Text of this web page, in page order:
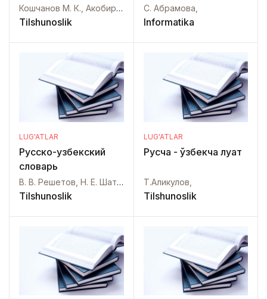
Кошчанов М. К., Акобиров С. Ф., Альхамов Н. А., Кадыров И. К., Ким С. С.,
Tilshunoslik
терминов по
информационной
С. Абрамова,
Informatika
LUG'ATLAR
Русско-узбекский
словарь
В. В. Решетов, Н. Е. Шаторо, Б. А. Ильязов, А. Г. Иванов, Г. А. Амиров,
Tilshunoslik
LUG'ATLAR
Русча - ўзбекча луғат
Т.Аликулов,
Tilshunoslik